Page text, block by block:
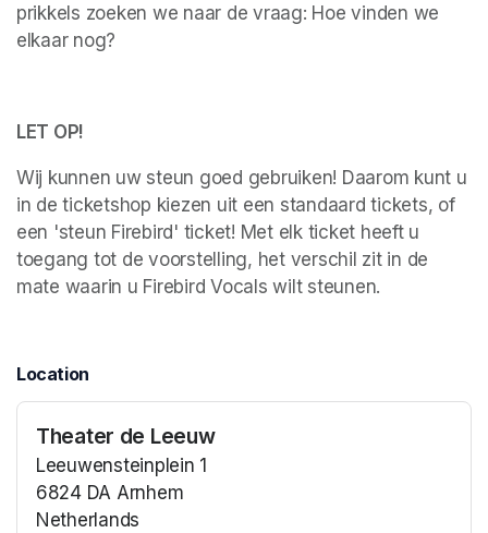
prikkels zoeken we naar de vraag: Hoe vinden we
elkaar nog?
LET OP!
Wij kunnen uw steun goed gebruiken! Daarom kunt u
in de ticketshop kiezen uit een standaard tickets, of
een 'steun Firebird' ticket! Met elk ticket heeft u
toegang tot de voorstelling, het verschil zit in de
mate waarin u Firebird Vocals wilt steunen.
Location
Theater de Leeuw
Leeuwensteinplein 1
6824 DA Arnhem
Netherlands